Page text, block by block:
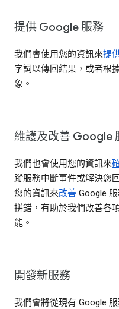
提供 Google 服務
我們會使用您的資訊來提
字詞以傳回結果，或者根
象。
維護及改善 Google
我們也會使用您的資訊來
蹤服務中斷事件或解決您
您的資訊來改善 Google
拼錯，有助於我們改善各
能。
開發新服務
我們會將從現有 Google